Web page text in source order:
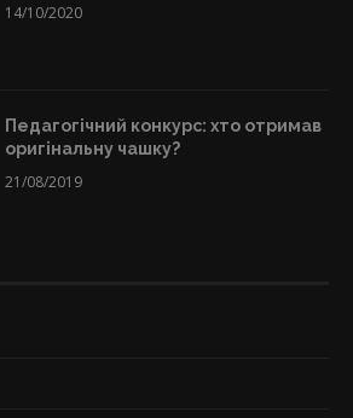
14/10/2020
Педагогічний конкурс: хто отримав
оригінальну чашку?
21/08/2019